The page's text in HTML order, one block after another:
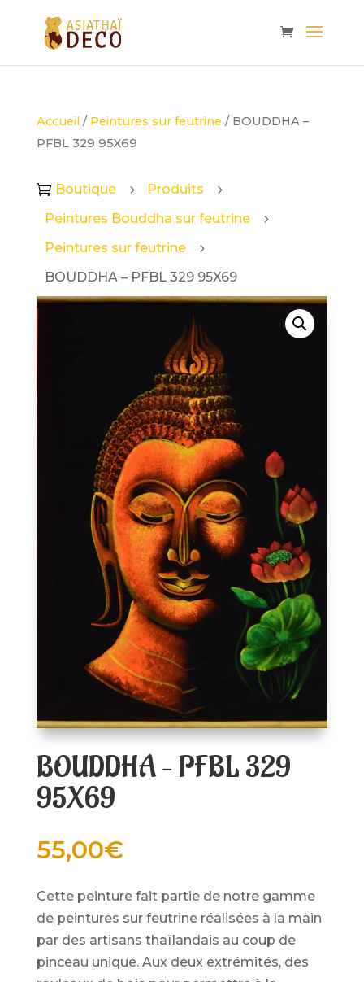
Accueil/ Peintures sur feutrine / BOUDDHA –
PFBL 329 95X69
 Boutique 5 Produits 5
Peintures Bouddha sur feutrine 5
Peintures sur feutrine 5
BOUDDHA – PFBL 329 95X69
BOUDDHA – PFBL 329
95X69
55,00€
Cette peinture fait partie de notre gamme
de peintures sur feutrine réalisées à la main
par des artisans thaïlandais au coup de
pinceau unique. Aux deux extrémités, des